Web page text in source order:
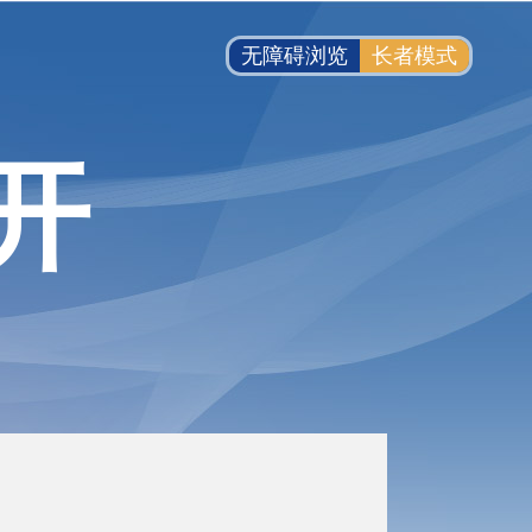
无障碍浏览 长者模式